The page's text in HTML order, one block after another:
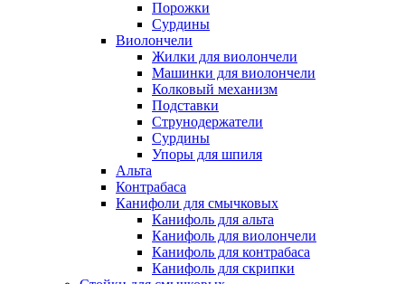
Порожки
Сурдины
Виолончели
Жилки для виолончели
Машинки для виолончели
Колковый механизм
Подставки
Струнодержатели
Сурдины
Упоры для шпиля
Альта
Контрабаса
Канифоли для смычковых
Канифоль для альта
Канифоль для виолончели
Канифоль для контрабаса
Канифоль для скрипки